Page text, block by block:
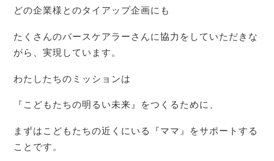
どの企業様とのタイアップ企画にも
たくさんのバースケアラーさんに協力をしていただきな
がら、実現しています。
わたしたちのミッションは
『こどもたちの明るい未来』をつくるために、
まずはこどもたちの近くにいる『ママ』をサポートする
ことです。